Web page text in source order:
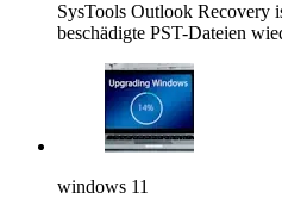
SysTools Outlook Recovery
beschädigte PST-Dateien
windows 11